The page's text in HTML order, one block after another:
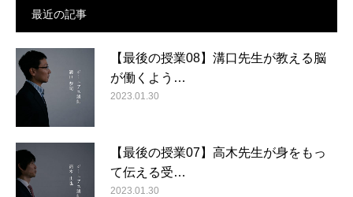
最近の記事
【最後の授業08】溝口先生が教える脳
が働くよう…
2023.01.30
【最後の授業07】高木先生が身をもっ
て伝える受…
2023.01.30